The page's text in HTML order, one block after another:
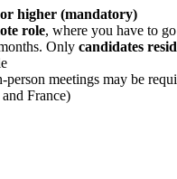
higher (mandatory)
role, where you have to
Only candidates
meetings may be
France)